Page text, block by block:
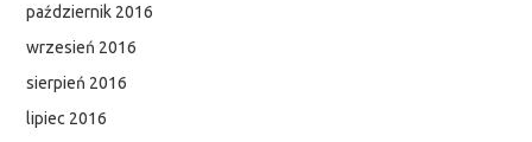
październik 2016
wrzesień 2016
sierpień 2016
lipiec 2016